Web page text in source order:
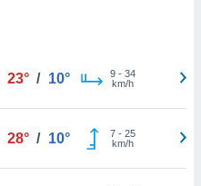
23° / 10° 9- 34
km/h
28° / 10° 7- 25
km/h